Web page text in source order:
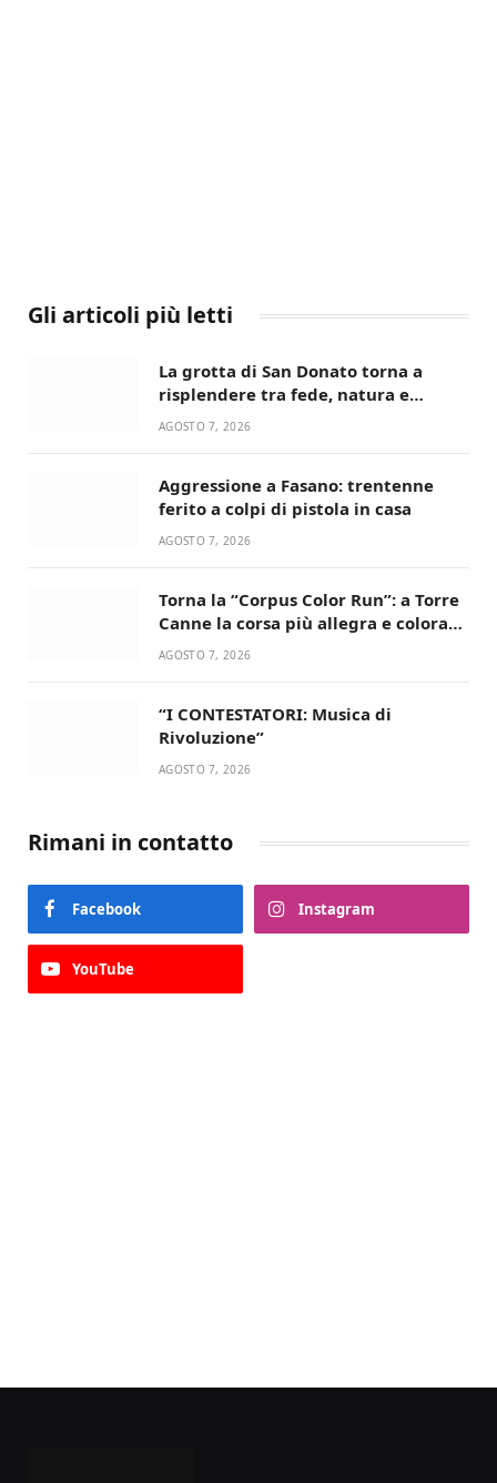
Gli articoli più letti
La grotta di San Donato torna a
risplendere tra fede, natura e
devozione
AGOSTO 7, 2026
Aggressione a Fasano: trentenne
ferito a colpi di pistola in casa
AGOSTO 7, 2026
Torna la “Corpus Color Run”: a Torre
Canne la corsa più allegra e colorata
dell’estate!
AGOSTO 7, 2026
“I CONTESTATORI: Musica di
Rivoluzione”
AGOSTO 7, 2026
Rimani in contatto
Facebook Instagram
YouTube